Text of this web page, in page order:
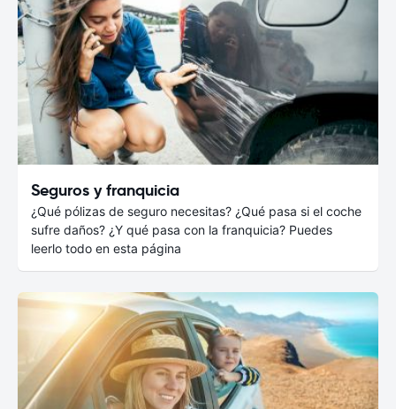
Seguros y franquicia
¿Qué pólizas de seguro necesitas? ¿Qué pasa si el coche
sufre daños? ¿Y qué pasa con la franquicia? Puedes
leerlo todo en esta página